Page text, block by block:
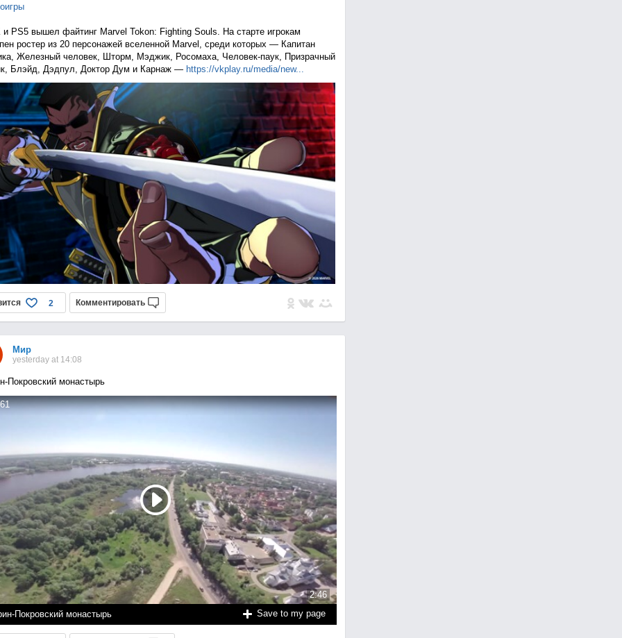
PS5 вышел файтинг Marvel Tokon: Fighting Souls. На старте игрокам
ростер из 20 персонажей вселенной Marvel, среди которых — Капитан
Железный человек, Шторм, Мэджик, Росомаха, Человек-паук, Призрачный
Блэйд, Дэдпул, Доктор Дум и Карнаж — https://vkplay.ru/media/new...
2 Комментировать
Мир
yesterday at 14:08
Покровский монастырь
2:46
61
Покровский монастырь Save to my page